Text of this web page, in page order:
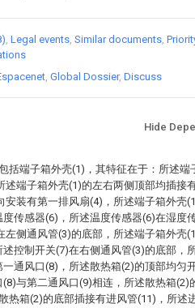
Legal events Similar documents
Global Dossier Discuss
Hide
括端子箱外壳(1)，其特征在于：所述端
述端子箱外壳(1)的左右两侧顶部均插接
装有第一排风扇(4)，所述端子箱外壳
传感器(6)，所述温度传感器(6)在湿度
侧通风管(3)的底部，所述端子箱外壳
控制开关(7)在右侧通风管(3)的底部，
通风口(8)，所述散热箱(2)的顶部均匀
与第二通风口(9)相连，所述散热箱(2)
热箱(2)的底部插接有进风管(11)，所述